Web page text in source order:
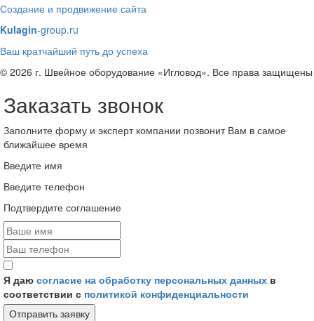
Создание и продвижение сайта
Kulagin-group.ru
Ваш кратчайший путь до успеха
© 2026 г. Швейное оборудование «Игловод». Все права защищены
Заказать звонок
Заполните форму и эксперт компании позвонит Вам в самое
ближайшее время
Введите имя
Введите телефон
Подтвердите соглашение
Я даю согласие на обработку персональных данных в
соответствии с политикой конфиденциальности
Отправить заявку